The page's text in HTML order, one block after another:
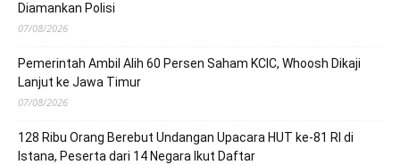
Diamankan Polisi
07/08/2026
Pemerintah Ambil Alih 60 Persen Saham KCIC, Whoosh Dikaji
Lanjut ke Jawa Timur
07/08/2026
128 Ribu Orang Berebut Undangan Upacara HUT ke-81 RI di
Istana, Peserta dari 14 Negara Ikut Daftar